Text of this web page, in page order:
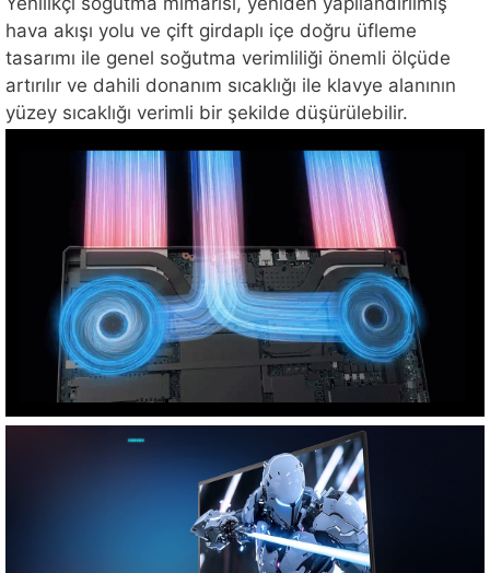
hava akışı yolu ve çift girdaplı içe doğru üfleme
tasarımı ile genel soğutma verimliliği önemli ölçüde
artırılır ve dahili donanım sıcaklığı ile klavye alanının
yüzey sıcaklığı verimli bir şekilde düşürülebilir.